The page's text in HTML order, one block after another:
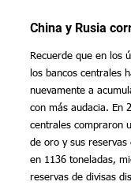
China y Rusia
Recuerde que en los
los bancos centrales
nuevamente a
con más audacia. En
centrales compraron
de oro y sus
en 1136 toneladas,
reservas de divisas